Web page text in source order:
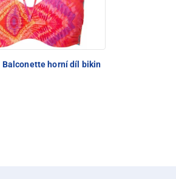
Balconette horní díl bikin